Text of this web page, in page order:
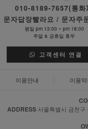
010-8189-7657(통화
문자답장빨라요 / 문자주
평일 pm 13:00 ~ pm 18:00
주말 & 공휴일 휴무
고객센터 연결
이용안내 이용
ADDRESS서울특별시 금천구